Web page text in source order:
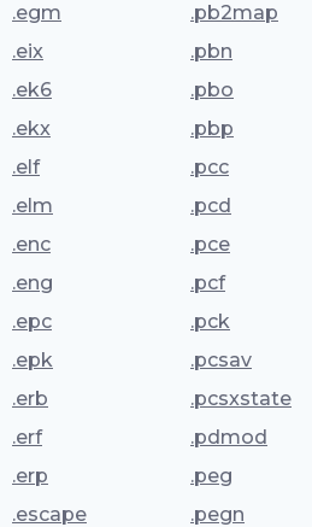
.egm
.eix
.ek6
.ekx
.elf
.elm
.enc
.eng
.epc
.epk
.erb
.erf
.erp
.escape
.pb2map
.pbn
.pbo
.pbp
.pcc
.pcd
.pce
.pcf
.pck
.pcsav
.pcsxstate
.pdmod
.peg
.pegn